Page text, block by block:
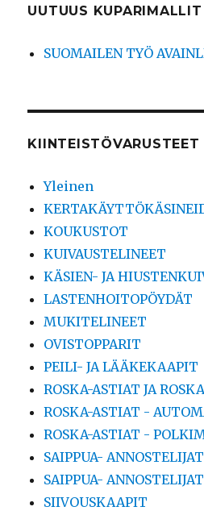
UUTUUS KUPARIMALLIT
SUOMAILEN TYÖ
KIINTEISTÖVARUSTEET
Yleinen
KOUKUSTOT
KUIVAUSTELINEET
KÄSIEN- JA
LASTENHOITOPÖYDÄT
MUKITELINEET
OVISTOPPARIT
PEILI- JA LÄÄKEKAAPIT
ROSKA-ASTIAT JA
ROSKA-ASTIAT -
ROSKA-ASTIAT -
SAIPPUA- ANNOSTELIJAT
SAIPPUA-
SIIVOUSKAAPIT